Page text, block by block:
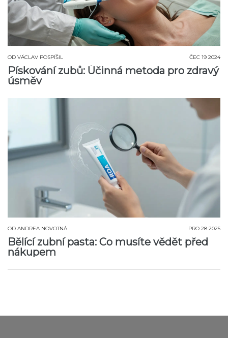
OD VÁCLAV POSPÍŠIL ČEC 19 2024
Pískování zubů: Účinná metoda pro zdravý
úsměv
OD ANDREA NOVOTNÁ PRO 28 2025
Bělící zubní pasta: Co musíte vědět před
nákupem